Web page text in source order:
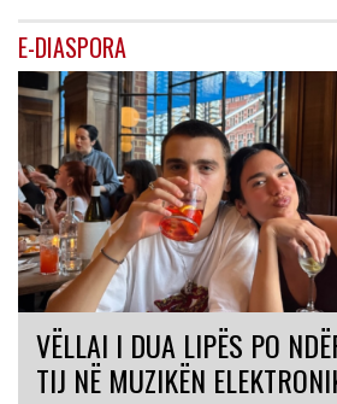
E-DIASPORA
VËLLAI I DUA LIPËS PO
TIJ NË MUZIKËN